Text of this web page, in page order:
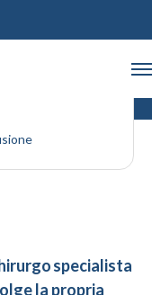
specialista
la propria